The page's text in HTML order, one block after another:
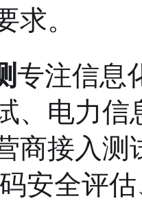
求。
专注信息
、电力信
商接入测
安全评